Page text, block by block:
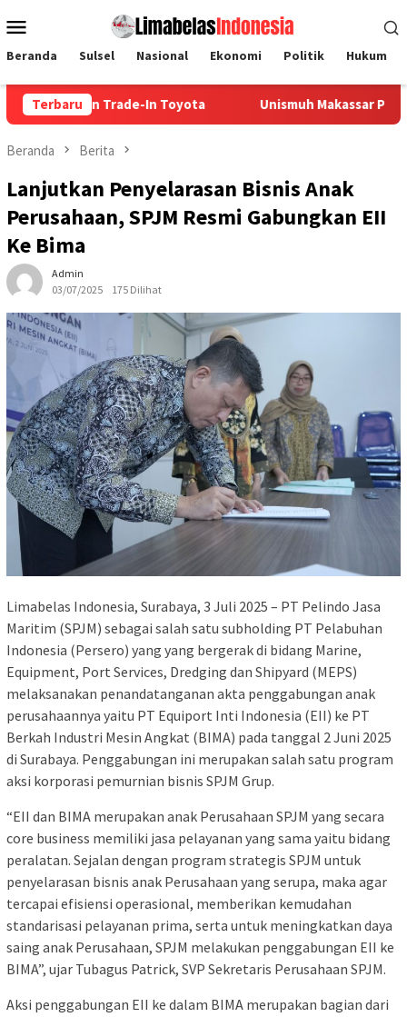
ke
Mobile
Beranda Sulsel Nasional Ekonomi Politik Hukum
Terbaru
In Toyota Unismuh Makassar Perkuat Jejaring
Beranda Berita
Lanjutkan Penyelarasan Bisnis Anak
Perusahaan, SPJM Resmi Gabungkan EII
Ke Bima
Admin
03/07/2025
175 Dilihat
Limabelas Indonesia, Surabaya, 3 Juli 2025 – PT Pelindo Jasa
Maritim (SPJM) sebagai salah satu subholding PT Pelabuhan
Indonesia (Persero) yang yang bergerak di bidang Marine,
Equipment, Port Services, Dredging dan Shipyard (MEPS)
melaksanakan penandatanganan akta penggabungan anak
perusahaannya yaitu PT Equiport Inti Indonesia (EII) ke PT
Berkah Industri Mesin Angkat (BIMA) pada tanggal 2 Juni 2025
di Surabaya. Penggabungan ini merupakan salah satu program
aksi korporasi pemurnian bisnis SPJM Grup.
“EII dan BIMA merupakan anak Perusahaan SPJM yang secara
core business memiliki jasa pelayanan yang sama yaitu bidang
peralatan. Sejalan dengan program strategis SPJM untuk
penyelarasan bisnis anak Perusahaan yang serupa, maka agar
tercapai efisiensi operasional, memberikan kemudahan
standarisasi pelayanan prima, serta untuk meningkatkan daya
saing anak Perusahaan, SPJM melakukan penggabungan EII ke
BIMA”, ujar Tubagus Patrick, SVP Sekretaris Perusahaan SPJM.
Aksi penggabungan EII ke dalam BIMA merupakan bagian dari